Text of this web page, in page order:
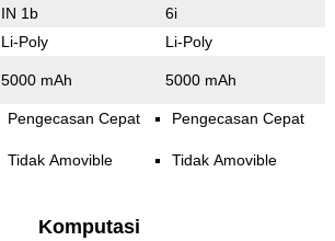
IN 1b 6i
Li-Poly Li-Poly
5000 mAh 5000 mAh
Pengecasan Cepat
Tidak Amovible
Pengecasan Cepat
Tidak Amovible
Komputasi